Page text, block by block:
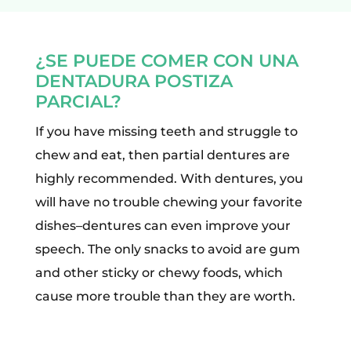
¿SE PUEDE COMER CON UNA
DENTADURA POSTIZA
PARCIAL?
If you have missing teeth and struggle to
chew and eat, then partial dentures are
highly recommended. With dentures, you
will have no trouble chewing your favorite
dishes–dentures can even improve your
speech. The only snacks to avoid are gum
and other sticky or chewy foods, which
cause more trouble than they are worth.